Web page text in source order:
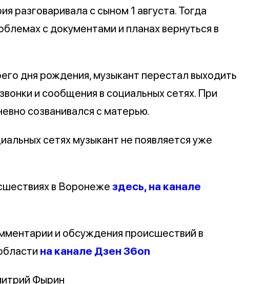
разговаривала с сыном 1 августа. Тогда
с документами и планах вернуться в
дня рождения, музыкант перестал выходить
и сообщения в социальных сетях. При
созванивался с матерью.
сетях музыкант не появляется уже
в Воронеже здесь, на канале
и обсуждения происшествий в
на канале Дзен 36on
Фырин